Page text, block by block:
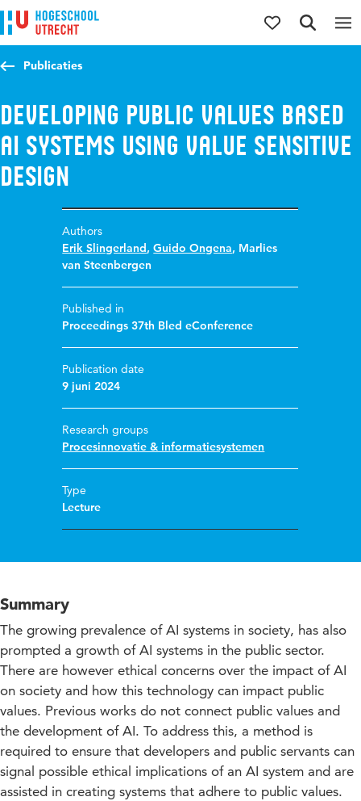
Jump to content
Jump to navigation
Jump to search
Publicaties
Developing public values based
AI systems using value sensitive
design
Authors
Erik Slingerland,Guido Ongena, Marlies
van Steenbergen
Published in
Proceedings 37th Bled eConference
Publication date
9 juni 2024
Research groups
Procesinnovatie & informatiesystemen
Type
Lecture
Summary
The growing prevalence of AI systems in society, has also
prompted a growth of AI systems in the public sector.
There are however ethical concerns over the impact of AI
on society and how this technology can impact public
values. Previous works do not connect public values and
the development of AI. To address this, a method is
required to ensure that developers and public servants can
signal possible ethical implications of an AI system and are
assisted in creating systems that adhere to public values.